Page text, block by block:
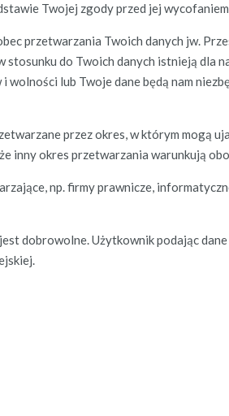
Two­jej zgody przed jej
przetwarza­nia Twoich danych jw.
sto­sunku do Twoich danych ist­nieją dla
lub Two­je dane będą nam
przez okres, w którym mogą
inny okres przetwarza­nia warunk­u­ją
np. firmy prawnicze,
dobrowolne. Użytkown­ik poda­jąc